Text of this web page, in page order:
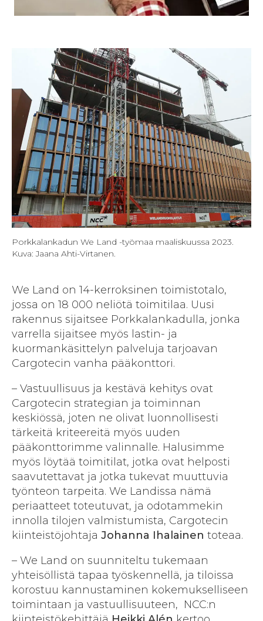
Porkkalankadun We Land -työmaa maaliskuussa 2023.
Kuva: Jaana Ahti-Virtanen.
We Land on 14-kerroksinen toimistotalo,
jossa on 18 000 neliötä toimitilaa. Uusi
rakennus sijaitsee Porkkalankadulla, jonka
varrella sijaitsee myös lastin- ja
kuormankäsittelyn palveluja tarjoavan
Cargotecin vanha pääkonttori.
– Vastuullisuus ja kestävä kehitys ovat
Cargotecin strategian ja toiminnan
keskiössä, joten ne olivat luonnollisesti
tärkeitä kriteereitä myös uuden
pääkonttorimme valinnalle. Halusimme
myös löytää toimitilat, jotka ovat helposti
saavutettavat ja jotka tukevat muuttuvia
työnteon tarpeita. We Landissa nämä
periaatteet toteutuvat, ja odotammekin
innolla tilojen valmistumista, Cargotecin
kiinteistöjohtaja Johanna Ihalainen toteaa.
– We Land on suunniteltu tukemaan
yhteisöllistä tapaa työskennellä, ja tiloissa
korostuu kannustaminen kokemukselliseen
toimintaan ja vastuullisuuteen, NCC:n